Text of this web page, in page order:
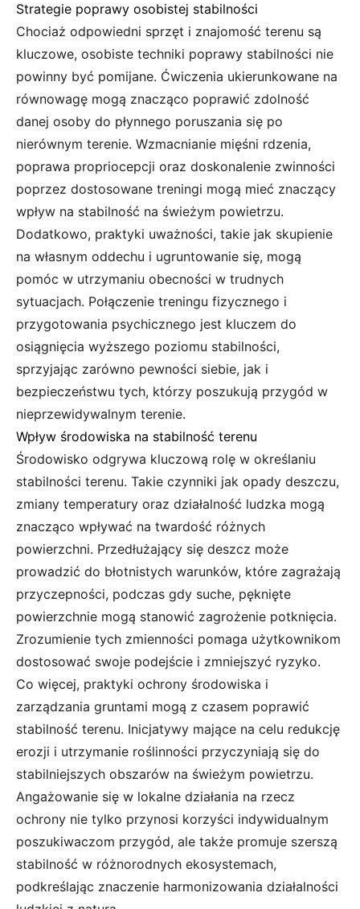
Strategie poprawy osobistej stabilności
Chociaż odpowiedni sprzęt i znajomość terenu są
kluczowe, osobiste techniki poprawy stabilności nie
powinny być pomijane. Ćwiczenia ukierunkowane na
równowagę mogą znacząco poprawić zdolność
danej osoby do płynnego poruszania się po
nierównym terenie. Wzmacnianie mięśni rdzenia,
poprawa propriocepcji oraz doskonalenie zwinności
poprzez dostosowane treningi mogą mieć znaczący
wpływ na stabilność na świeżym powietrzu.
Dodatkowo, praktyki uważności, takie jak skupienie
na własnym oddechu i ugruntowanie się, mogą
pomóc w utrzymaniu obecności w trudnych
sytuacjach. Połączenie treningu fizycznego i
przygotowania psychicznego jest kluczem do
osiągnięcia wyższego poziomu stabilności,
sprzyjając zarówno pewności siebie, jak i
bezpieczeństwu tych, którzy poszukują przygód w
nieprzewidywalnym terenie.
Wpływ środowiska na stabilność terenu
Środowisko odgrywa kluczową rolę w określaniu
stabilności terenu. Takie czynniki jak opady deszczu,
zmiany temperatury oraz działalność ludzka mogą
znacząco wpływać na twardość różnych
powierzchni. Przedłużający się deszcz może
prowadzić do błotnistych warunków, które zagrażają
przyczepności, podczas gdy suche, pęknięte
powierzchnie mogą stanowić zagrożenie potknięcia.
Zrozumienie tych zmienności pomaga użytkownikom
dostosować swoje podejście i zmniejszyć ryzyko.
Co więcej, praktyki ochrony środowiska i
zarządzania gruntami mogą z czasem poprawić
stabilność terenu. Inicjatywy mające na celu redukcję
erozji i utrzymanie roślinności przyczyniają się do
stabilniejszych obszarów na świeżym powietrzu.
Angażowanie się w lokalne działania na rzecz
ochrony nie tylko przynosi korzyści indywidualnym
poszukiwaczom przygód, ale także promuje szerszą
stabilność w różnorodnych ekosystemach,
podkreślając znaczenie harmonizowania działalności